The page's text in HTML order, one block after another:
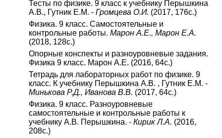
Тесты по физике. 9 класс к учебнику Перышкина
А.В., Гутник Е.М. - Громцева О.И. (2017, 176с.)
Физика. 9 класс. Самостоятельные и
контрольные работы. Марон А.Е., Марон Е.А.
(2018, 128с.)
Опорные конспекты и разноуровневые задания.
Физика 9 класс. Марон А.Е. (2016, 64с.)
Тетрадь для лабораторных работ по физике. 9
класс. К учебнику Перышкина А.В. , Гутник Е.М. -
Минькова Р.Д., Иванова В.В. (2017, 64с.)
Физика. 9 класс. Разноуровневые
самостоятельные и контрольные работы к
учебнику А.В. Перышкина. - Кирик Л.А. (2016,
208с.)